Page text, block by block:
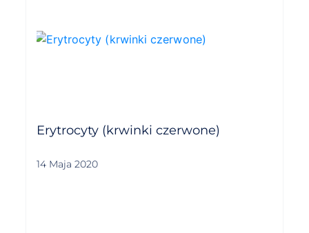
Erytrocyty (krwinki czerwone)
14 Maja 2020